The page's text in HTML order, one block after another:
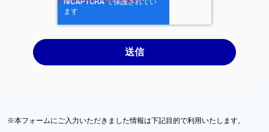
※本フォームにご入力いただきました情報は下記目的で利用いたします。